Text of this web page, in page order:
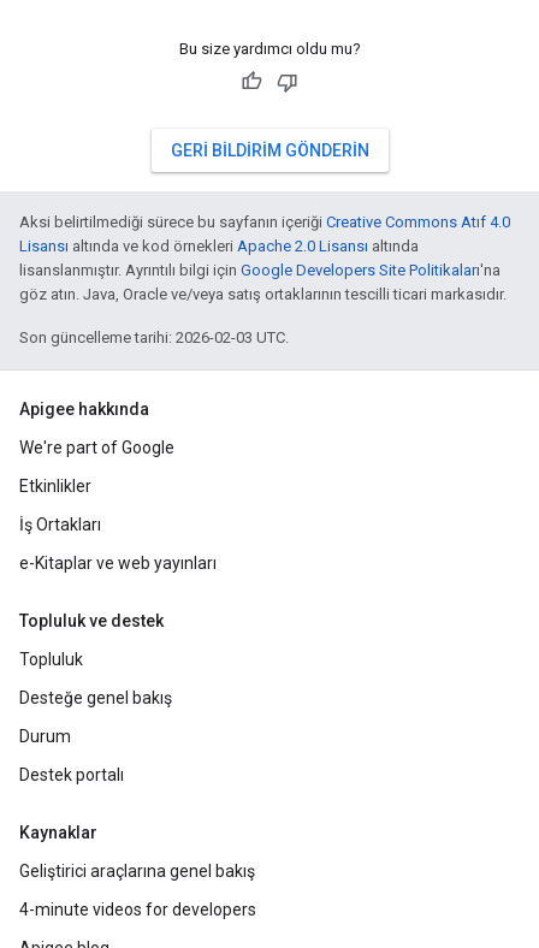
Bu size yardımcı oldu mu?
GERI BILDIRIM GÖNDERIN
Aksi belirtilmediği sürece bu sayfanın içeriği Creative Commons Atıf 4.0
Lisansı altında ve kod örnekleri Apache 2.0 Lisansı altında
lisanslanmıştır. Ayrıntılı bilgi için Google Developers Site Politikaları'na
göz atın. Java, Oracle ve/veya satış ortaklarının tescilli ticari markasıdır.
Son güncelleme tarihi: 2026-02-03 UTC.
Apigee hakkında
We're part of Google
Etkinlikler
İş Ortakları
e-Kitaplar ve web yayınları
Topluluk ve destek
Topluluk
Desteğe genel bakış
Durum
Destek portalı
Kaynaklar
Geliştirici araçlarına genel bakış
4-minute videos for developers